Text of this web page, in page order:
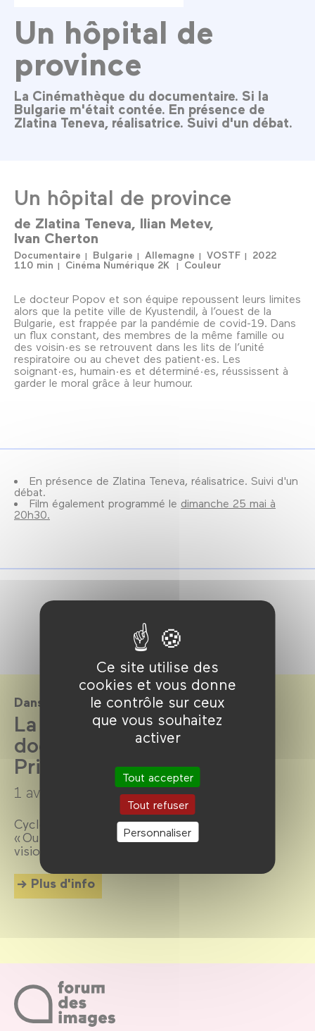
Ce site utilise des
cookies et vous donne
le contrôle sur ceux
que vous souhaitez
activer
Tout accepter
Tout refuser
Personnaliser
Un hôpital de
province
La Cinémathèque du documentaire. Si la
Bulgarie m'était contée. En présence de
Zlatina Teneva, réalisatrice. Suivi d'un débat.
Un hôpital de province
de Zlatina Teneva Ilian Metev
Ivan Cherton
Documentaire Bulgarie Allemagne VOSTF
2022
110 min
Cinéma Numérique 2K Couleur
Le docteur Popov et son équipe repoussent leurs limites
alors que la petite ville de Kyustendil, à l’ouest de la
Bulgarie, est frappée par la pandémie de covid-19. Dans
un flux constant, des membres de la même famille ou
des voisin·es se retrouvent dans les lits de l’unité
respiratoire ou au chevet des patient·es. Les
soignant·es, humain·es et déterminé·es, réussissent à
garder le moral grâce à leur humour.
En présence de Zlatina Teneva, réalisatrice. Suivi d'un
débat.
Film également programmé le dimanche 25 mai à
20h30.
Dans le cadre de
La Cinémathèque du
documentaire par la Bpi -
Printemps 2025
1 avril → 13 juillet 2025
Cycles « Si la Bulgarie m’était contée » et
« Outsiders : rebelles, excentriques,
visionnaires ».
Plus d'info